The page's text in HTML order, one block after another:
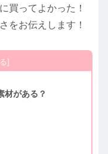
買ってよかった！
をお伝えします！
材がある？